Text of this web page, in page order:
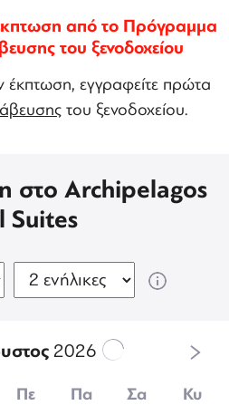
από το Πρόγραμμα
του ξενοδοχείου
έκπτωση, εγγραφείτε πρώτα
του ξενοδοχείου.
στο Archipelagos
Suites
2026
Πε Πα Σα
Κυ